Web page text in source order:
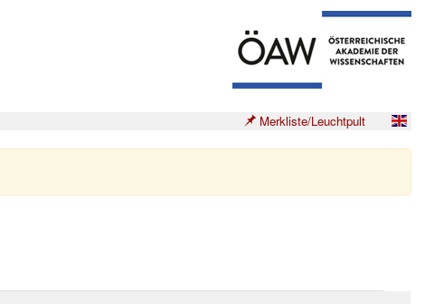
Merkliste/Leuchtpult